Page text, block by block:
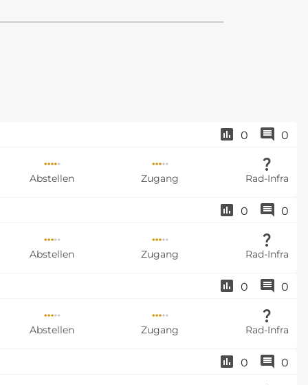
0 0
Abstellen
Zugang Rad-Infra
0 0
Abstellen
Zugang Rad-Infra
0 0
Abstellen
Zugang Rad-Infra
0 0